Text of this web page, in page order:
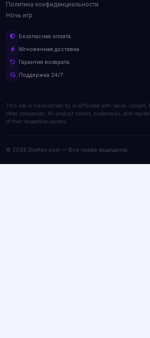
Политика конфиденциальности
Ночь игр
Безопасная оплата
Мгновенная доставка
Гарантия возврата
Поддержка 24/7
This site is not endorsed by or affiliated with Valve, Ubisoft,
other companies. All product names, trademarks, and
of their respective owners.
© 2026 DioKey.com — Все права защищены.